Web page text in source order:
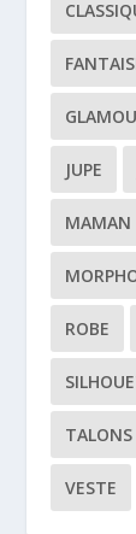
JUPE
MAMAN
ROBE
TALONS
VESTE